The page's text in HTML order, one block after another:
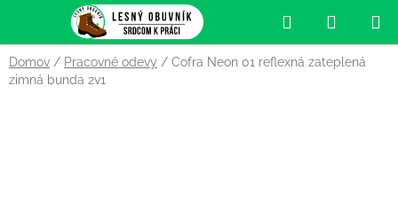
obsah
Hľadať
KOŠÍK
Domov / Pracovné odevy / Cofra Neon 01 reflexná zateplená
zimná bunda 2v1